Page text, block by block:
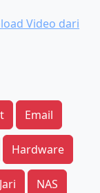
Video dari
Email
Hardware
NAS